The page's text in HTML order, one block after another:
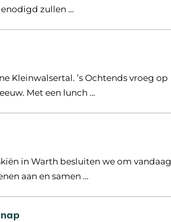
zullen …
Kleinwalsertal. ’s Ochtends vroeg op
Met een lunch …
in Warth besluiten we om vandaag
aan en samen …